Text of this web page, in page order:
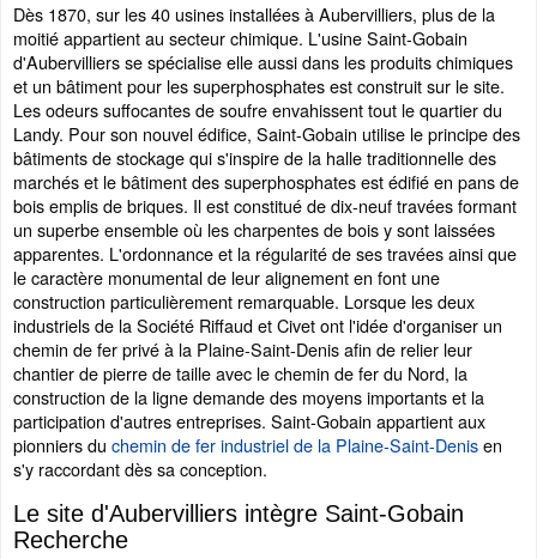
Dès 1870, sur les 40 usines installées à Aubervilliers, plus de la
moitié appartient au secteur chimique. L'usine Saint-Gobain
d'Aubervilliers se spécialise elle aussi dans les produits chimiques
et un bâtiment pour les superphosphates est construit sur le site.
Les odeurs suffocantes de soufre envahissent tout le quartier du
Landy. Pour son nouvel édifice, Saint-Gobain utilise le principe des
bâtiments de stockage qui s'inspire de la halle traditionnelle des
marchés et le bâtiment des superphosphates est édifié en pans de
bois emplis de briques. Il est constitué de dix-neuf travées formant
un superbe ensemble où les charpentes de bois y sont laissées
apparentes. L'ordonnance et la régularité de ses travées ainsi que
le caractère monumental de leur alignement en font une
construction particulièrement remarquable. Lorsque les deux
industriels de la Société Riffaud et Civet ont l'idée d'organiser un
chemin de fer privé à la Plaine-Saint-Denis afin de relier leur
chantier de pierre de taille avec le chemin de fer du Nord, la
construction de la ligne demande des moyens importants et la
participation d'autres entreprises. Saint-Gobain appartient aux
pionniers du chemin de fer industriel de la Plaine-Saint-Denisen
s'y raccordant dès sa conception.
Le site d'Aubervilliers intègre Saint-Gobain
Recherche